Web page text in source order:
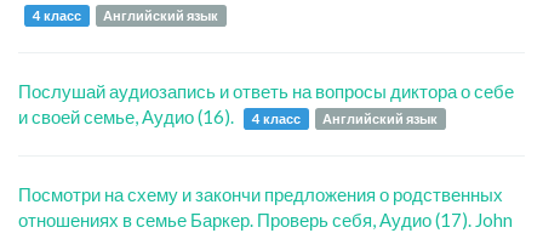
4 класс Английский язык
Послушай аудиозапись и ответь на вопросы диктора о себе
и своей семье, Аудио (16).
4 класс Английский язык
Посмотри на схему и закончи предложения о родственных
отношениях в семье Баркер. Проверь себя, Аудио (17). John